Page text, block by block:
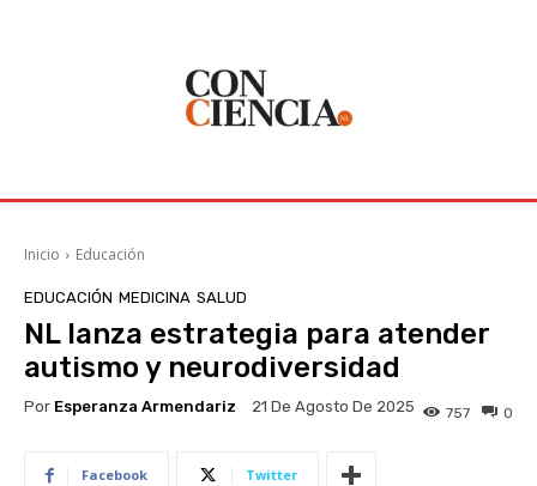
Inicio Educación
EDUCACIÓN MEDICINA SALUD
NL lanza estrategia para atender
autismo y neurodiversidad
Por Esperanza Armendariz 21 De Agosto De 2025 0
757
Facebook Twitter